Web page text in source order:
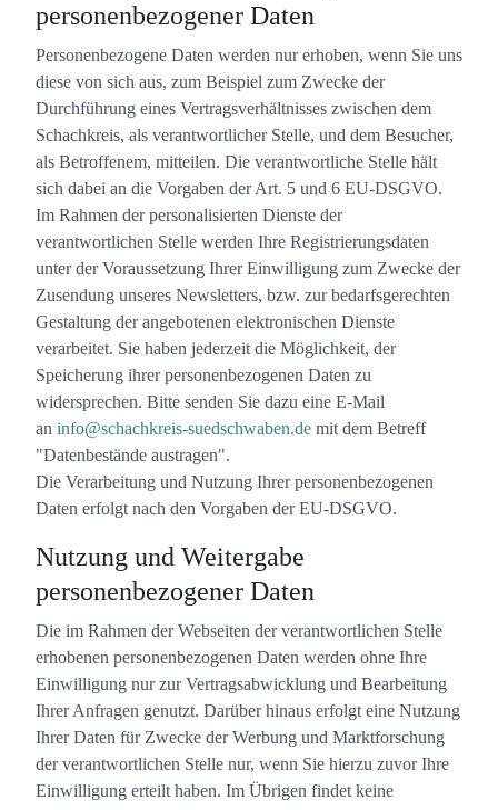
personenbezogener Daten
Personenbezogene Daten werden nur erhoben, wenn Sie uns
diese von sich aus, zum Beispiel zum Zwecke der
Durchführung eines Vertragsverhältnisses zwischen dem
Schachkreis, als verantwortlicher Stelle, und dem Besucher,
als Betroffenem, mitteilen. Die verantwortliche Stelle hält
sich dabei an die Vorgaben der Art. 5 und 6 EU-DSGVO.
Im Rahmen der personalisierten Dienste der
verantwortlichen Stelle werden Ihre Registrierungsdaten
unter der Voraussetzung Ihrer Einwilligung zum Zwecke der
Zusendung unseres Newsletters, bzw. zur bedarfsgerechten
Gestaltung der angebotenen elektronischen Dienste
verarbeitet. Sie haben jederzeit die Möglichkeit, der
Speicherung ihrer personenbezogenen Daten zu
widersprechen. Bitte senden Sie dazu eine E-Mail
an info@schachkreis-suedschwaben.de mit dem Betreff
"Datenbestände austragen".
Die Verarbeitung und Nutzung Ihrer personenbezogenen
Daten erfolgt nach den Vorgaben der EU-DSGVO.
Nutzung und Weitergabe
personenbezogener Daten
Die im Rahmen der Webseiten der verantwortlichen Stelle
erhobenen personenbezogenen Daten werden ohne Ihre
Einwilligung nur zur Vertragsabwicklung und Bearbeitung
Ihrer Anfragen genutzt. Darüber hinaus erfolgt eine Nutzung
Ihrer Daten für Zwecke der Werbung und Marktforschung
der verantwortlichen Stelle nur, wenn Sie hierzu zuvor Ihre
Einwilligung erteilt haben. Im Übrigen findet keine